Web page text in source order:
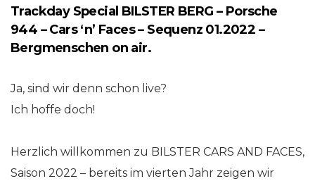
Trackday Special BILSTER BERG – Porsche
944 – Cars ‘n’ Faces – Sequenz 01.2022 –
Bergmenschen on air.
Ja, sind wir denn schon live?
Ich hoffe doch!
Herzlich willkommen zu BILSTER CARS AND FACES,
Saison 2022 – bereits im vierten Jahr zeigen wir